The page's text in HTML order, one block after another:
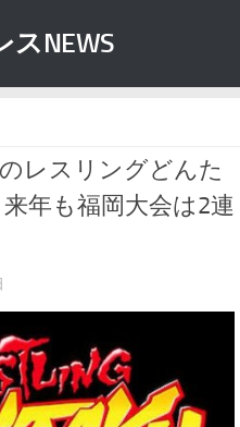
スNEWS
レスリングどんた
年も福岡大会は2連